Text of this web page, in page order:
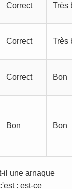
Correct Très
Correct Très
Correct Bon
Bon Bon
il une arnaque
: est-ce